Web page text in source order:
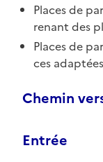
Places de
renant des
Places de
ces
Chemin
Entrée